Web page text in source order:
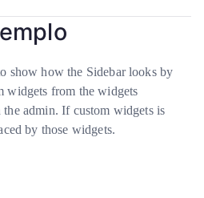
show how the Sidebar looks by
widgets from the widgets
admin. If custom widgets is
by those widgets.